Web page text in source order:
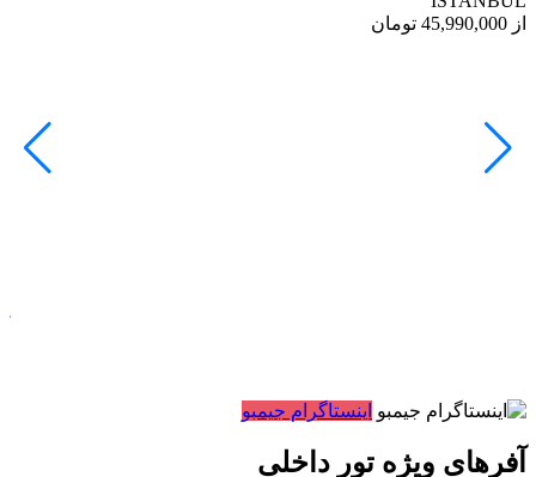
از 45,990,000 تومان
اینستاگرام جیمبو
آفرهای ویژه تور داخلی